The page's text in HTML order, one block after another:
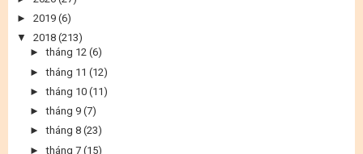
► 2019 (6)
▼
2018 (213)
►tháng 12 (6)
►tháng 11 (12)
►tháng 10 (11)
►tháng 9 (7)
►tháng 8 (23)
►tháng 7 (15)